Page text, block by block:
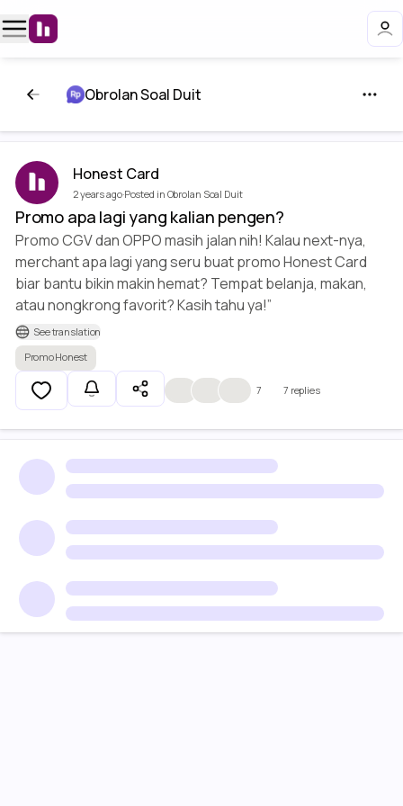
Obrolan Soal Duit
Honest Card
2 years ago·Posted in Obrolan Soal Duit
Promo apa lagi yang kalian pengen?
Promo CGV dan OPPO masih jalan nih! Kalau next-nya,
merchant apa lagi yang seru buat promo Honest Card
biar bantu bikin makin hemat? Tempat belanja, makan,
atau nongkrong favorit? Kasih tahu ya!”
See translation
Promo Honest
7 7 replies